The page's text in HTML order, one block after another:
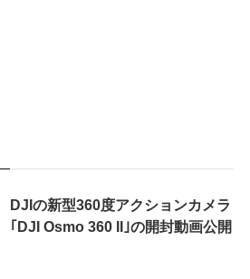
DJIの新型360度アクションカメラ
｢DJI Osmo 360 II｣の開封動画公開